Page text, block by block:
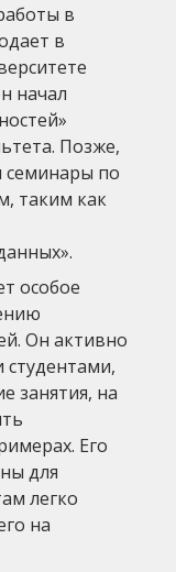
в
в
начал
Позже,
семинары по
таким как
особое
Он активно
студентами,
занятия, на
Его
для
легко
на